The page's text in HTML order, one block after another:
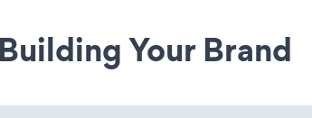
Your Brand